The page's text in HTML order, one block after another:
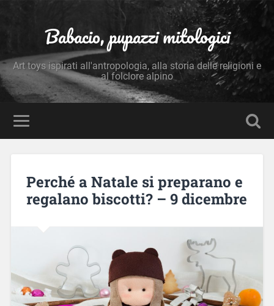
Babacio, pupazzi mitologici
Art toys ispirati all'antropologia, alla storia delle religioni e
al folclore alpino
Perché a Natale si preparano e
regalano biscotti? – 9 dicembre